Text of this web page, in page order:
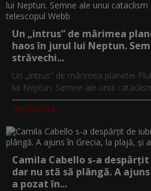
Un „intrus” de mărimea
haos în jurul lui Neptun.
străvechi...
Un „intrus” de mărimea planetei
lui Neptun. Semne ale unui
Digi-World.tv
Camila Cabello s-a
dar nu stă să plângă. A
a pozat în...